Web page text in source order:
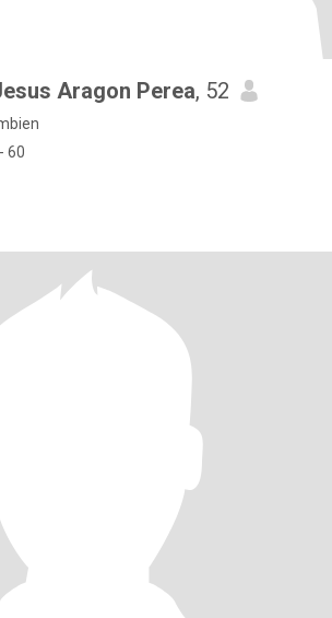
Aragon Perea, 52
60